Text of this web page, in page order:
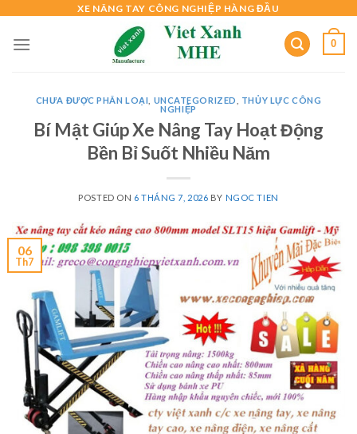
content
XE NÂNG TAY CÔNG NGHIỆP HÀNG ĐẦU
0
CHƯA ĐƯỢC PHÂN LOẠI UNCATEGORIZED
THỦY LỰC CÔNG
NGHIỆP
Bí Mật Giúp Xe Nâng Tay Hoạt Động
Bền Bỉ Suốt Nhiều Năm
POSTED ON 6 THÁNG 7, 2026 BY NGOC TIEN
06
Th7